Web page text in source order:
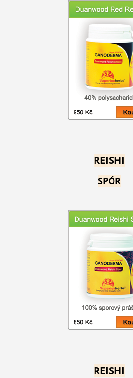
REISHI
SPÓR
REISHI